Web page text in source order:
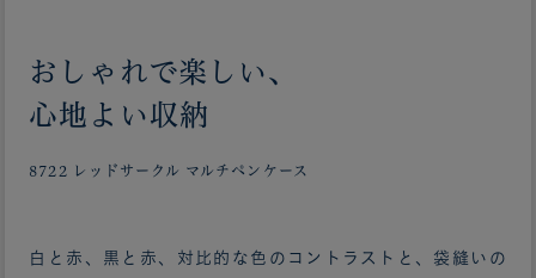
おしゃれで楽しい、
心地よい収納
8722 レッドサークル マルチペンケース
白と赤、黒と赤、対比的な色のコントラストと、袋縫いの